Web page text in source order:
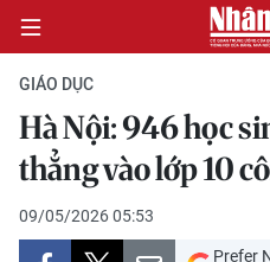
CHÍNH TRỊ
KINH TẾ
GIÁO DỤC
Hà Nội: 946 học
thẳng vào lớp 10
09/05/2026 05:53
Prefer